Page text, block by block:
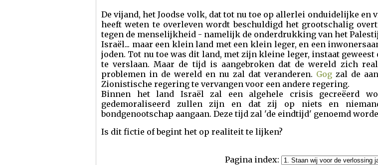
De vijand, het Joodse volk, dat tot nu toe op allerlei onduidelijke en
heeft weten te overleven wordt beschuldigd het grootschalig
tegen de menselijkheid - namelijk de onderdrukking van het
Israël... maar een klein land met een klein leger, en een
joden. Tot nu toe was dit land, met zijn kleine leger, instaat
te verslaan. Maar de tijd is aangebroken dat de wereld zich
problemen in de wereld en nu zal dat veranderen. Gog zal de
Zionistische regering te vervangen voor een andere regering.
Binnen het land Israël zal een algehele crisis gecreëerd
gedemoraliseerd zullen zijn en dat zij op niets en
bondgenootschap aangaan. Deze tijd zal 'de eindtijd' genoemd
Is dit fictie of begint het op realiteit te lijken?
Pagina index: